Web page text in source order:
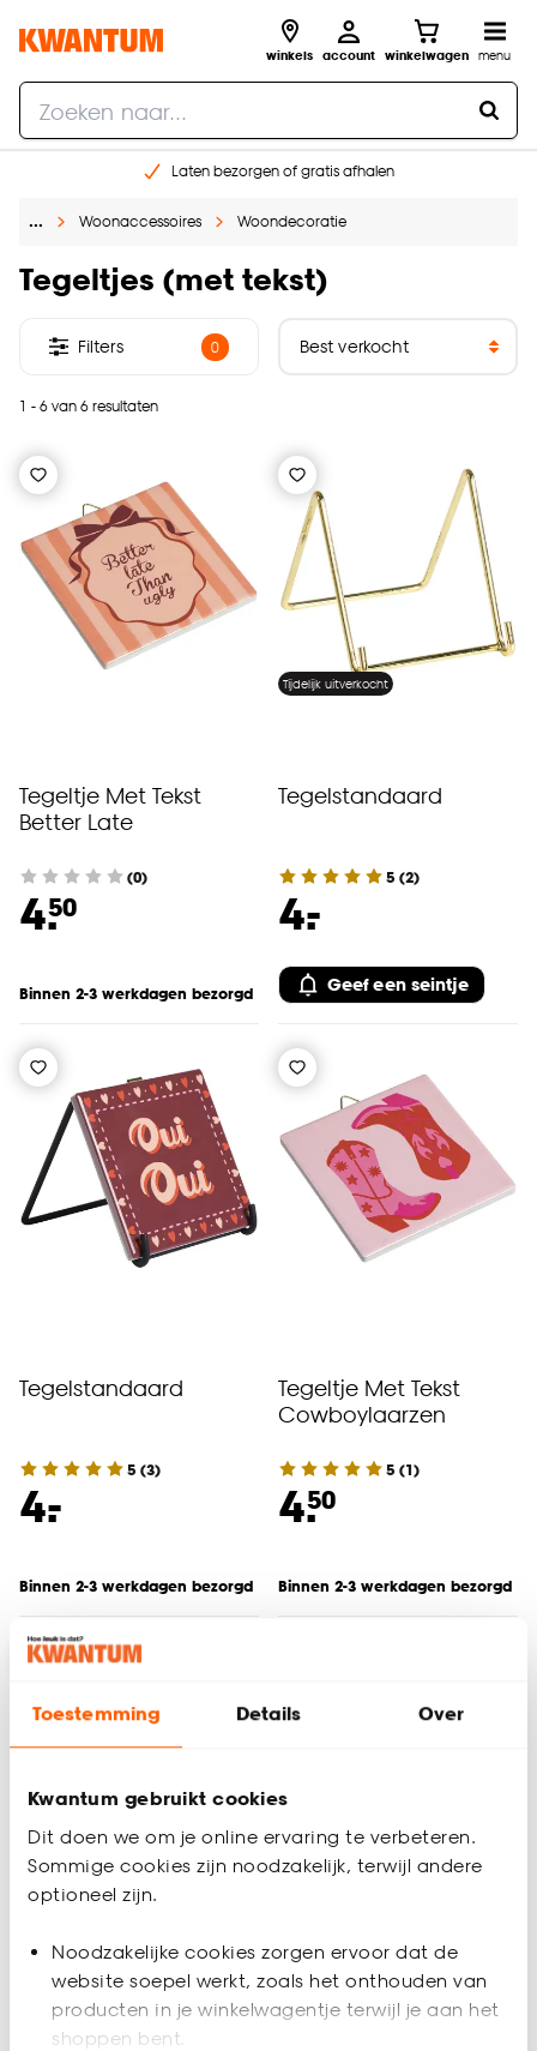
Toestemming Details Over
Kwantum gebruikt cookies
Dit doen we om je online ervaring te verbeteren.
Sommige cookies zijn noodzakelijk, terwijl andere
optioneel zijn.
Noodzakelijke cookies zorgen ervoor dat de
website soepel werkt, zoals het onthouden van
producten in je winkelwagentje terwijl je aan het
shoppen bent.
winkels account winkelwagen menu
Laten bezorgen of gratis afhalen
Gratis raam advies en opmeten aan huis
… Woonaccessoires Woondecoratie
Tegeltjes (met tekst)
1 - 6 van 6 resultaten
Filters 0
Tegeltje Met Tekst
Better Late
(0)
4.50
Binnen 2-3 werkdagen bezorgd
Tijdelijk uitverkocht
Tegelstandaard
5 (2)
4.
-
Geef een seintje
Tegelstandaard
5 (3)
4.
-
Binnen 2-3 werkdagen bezorgd
Tegeltje Met Tekst
Cowboylaarzen
5 (1)
4.50
Binnen 2-3 werkdagen bezorgd
Tegeltje Met Tekst
Smiley Geel
Coming soon
Tegeltje Tijger
Lichtroze